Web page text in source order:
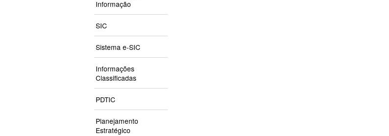
Informação
SIC
Sistema e-SIC
Informações
Classificadas
PDTIC
Planejamento
Estratégico